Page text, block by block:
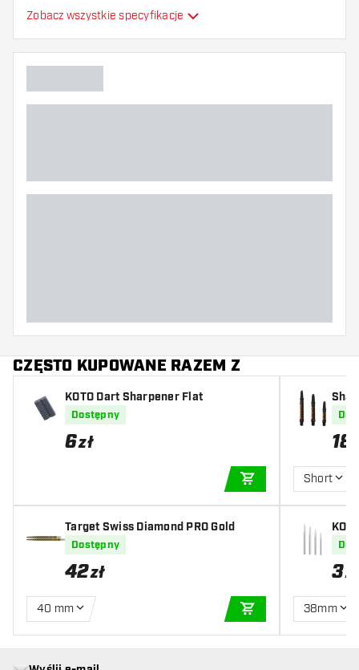
Główny kolor
Zobacz wszystkie specyfikacje
CZĘSTO KUPOWANE RAZEM Z
KOTO Dart Sharpener Flat
Dostępny
6zł
DODAJ DO
Target Swiss Diamond PRO Gold
Dostępny
42zł
40 mm
DODAJ DO
18
Short
3zł
38mm